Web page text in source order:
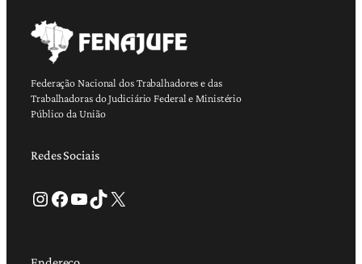
Federação Nacional dos Trabalhadores e das
Trabalhadoras do Judiciário Federal e Ministério
Público da União
Redes Sociais
Instagram Facebook Youtube TikTok X